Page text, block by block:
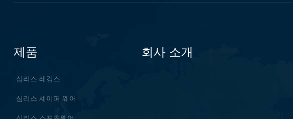
제품
심리스 레깅스
심리스 셰이퍼 웨어
회사 소개